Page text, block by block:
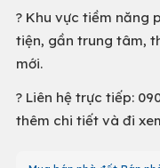
? Khu vực tiềm năng
tiện, gần trung tâm,
mới.
? Liên hệ trực tiếp:
thêm chi tiết và đi